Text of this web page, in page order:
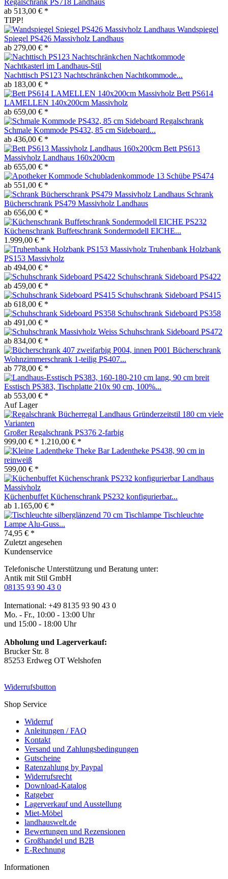
ab 513,00 € *
TIPP!
Wandspiegel
Spiegel PS426 Massivholz Landhaus
ab 279,00 € *
Nachttisch PS123 Nachtschränkchen Nachtkommode...
ab 183,00 € *
Bett PS614
LAMELLEN 140x200cm Massivholz
ab 659,00 € *
Schmale Kommode PS432, 85 cm Sideboard...
ab 436,00 € *
Bett PS613
Massivholz Landhaus 160x200cm
ab 655,00 € *
Schubladenkommode 13 Schübe PS474
ab 551,00 € *
Schrank
Bücherschrank PS479 Massivholz Landhaus
ab 656,00 € *
Küchenschrank Buffetschrank Sondermodell EICHE...
1.999,00 € *
Truhenbank Holzbank
PS153 Massivholz
ab 494,00 € *
Schuhschrank Sideboard PS422
ab 459,00 € *
Schuhschrank Sideboard PS415
ab 618,00 € *
Schuhschrank Sideboard PS358
ab 491,00 € *
Schuhschrank Sideboard PS472
ab 834,00 € *
Bücherschrank
Wohnzimmerschrank 1-teilig PS407...
ab 778,00 € *
Esstisch PS383, Tischplatte 210x 90 cm, 100%...
ab 553,00 € *
Auf Lager
Großer Regalschrank PS376 2-farbig
999,00 € * 1.210,00 € *
Theke Bar Ladentheke PS438, 90 cm in
reinweiß
599,00 € *
Küchenbuffet Küchenschrank PS232 konfigurierbar...
ab 1.165,00 € *
Tischlampe Tischleuchte
Lampe Alu-Guss...
74,95 € *
Zuletzt angesehen
Kundenservice
Telefonische Unterstützung und Beratung unter:
Antik mit Stil GmbH
08135 93 90 43 0
International: +49 8135 93 90 43 0
Mo. - Fr., 10:00 - 13:00 Uhr
und 15:00 - 18:00 Uhr
Abholung und Lagerverkauf:
Brucker Str. 8
85253 Erdweg OT Welshofen
Widerrufsbutton
Shop Service
Widerruf
Anleitungen / FAQ
Kontakt
Versand und Zahlungsbedingungen
Gutscheine
Ratenzahlung by Paypal
Widerrufsrecht
Download-Katalog
Ratgeber
Lagerverkauf und Ausstellung
Miet-Möbel
landhauswelt.de
Bewertungen und Rezensionen
Großhandel und B2B
E-Rechnung
Informationen